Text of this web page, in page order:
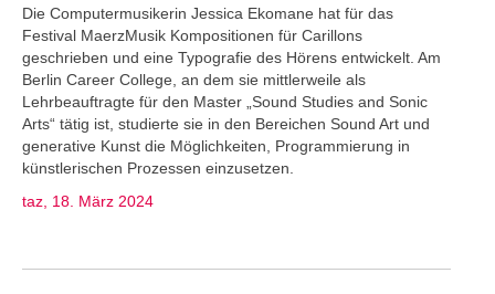
Die Computermusikerin Jessica Ekomane hat für das
Festival MaerzMusik Kompositionen für Carillons
geschrieben und eine Typografie des Hörens entwickelt. Am
Berlin Career College, an dem sie mittlerweile als
Lehrbeauftragte für den Master „Sound Studies and Sonic
Arts“ tätig ist, studierte sie in den Bereichen Sound Art und
generative Kunst die Möglichkeiten, Programmierung in
künstlerischen Prozessen einzusetzen.
taz, 18. März 2024